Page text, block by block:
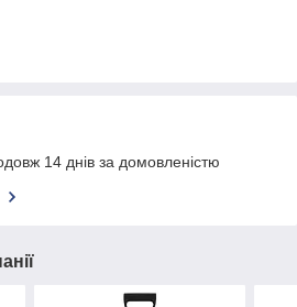
14 днів за домовленістю